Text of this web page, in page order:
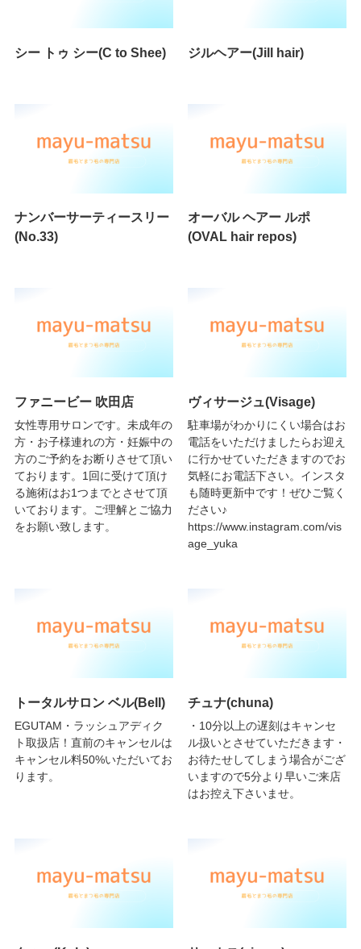
シー トゥ シー(C to Shee) ジルヘアー(Jill hair)
ナンバーサーティースリー
(No.33)
オーバル ヘアー ルポ
(OVAL hair repos)
ファニービー 吹田店
女性専用サロンです。未成年の
方・お子様連れの方・妊娠中の
方のご予約をお断りさせて頂い
ております。1回に受けて頂け
る施術はお1つまでとさせて頂
いております。ご理解とご協力
をお願い致します。
ヴィサージュ(Visage)
駐車場がわかりにくい場合はお
電話をいただけましたらお迎え
に行かせていただきますのでお
気軽にお電話下さい。インスタ
も随時更新中です！ぜひご覧く
ださい♪
https://www.instagram.com/vis
age_yuka
トータルサロン ベル(Bell)
EGUTAM・ラッシュアディク
ト取扱店！直前のキャンセルは
キャンセル料50%いただいてお
ります。
チュナ(chuna)
・10分以上の遅刻はキャンセ
ル扱いとさせていただきます・
お待たせしてしまう場合がござ
いますので5分より早いご来店
はお控え下さいませ。